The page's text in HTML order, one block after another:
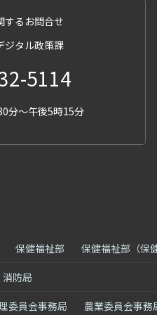
するお問合せ
タル政策課
5114
分～午後5時15分
保健福祉部 保健福祉部（保健
消防局
委員会事務局 農業委員会事務